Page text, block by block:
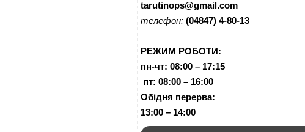
tarutinops@gmail.com
телефон: (04847) 4-80-13
РЕЖИМ РОБОТИ:
пн-чт: 08:00 – 17:15
пт: 08:00 – 16:00
Обідня перерва:
13:00 – 14:00